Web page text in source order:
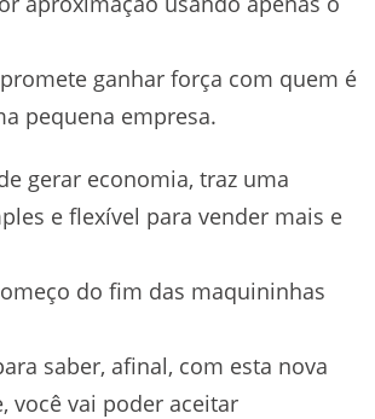
ganhar força com quem é
pequena empresa.
gerar economia, traz uma
e flexível para vender mais e
do fim das maquininhas
saber, afinal, com esta nova
você vai poder aceitar